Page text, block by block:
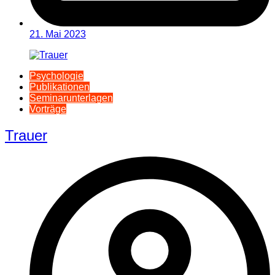
21. Mai 2023
Psychologie
Publikationen
Seminarunterlagen
Vorträge
Trauer